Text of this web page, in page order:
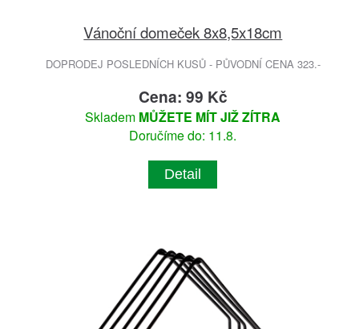
Vánoční domeček 8x8,5x18cm
DOPRODEJ POSLEDNÍCH KUSŮ - PŮVODNÍ CENA 323.-
Cena: 99 Kč
Skladem MŮŽETE MÍT JIŽ ZÍTRA
Doručíme do: 11.8.
Detail